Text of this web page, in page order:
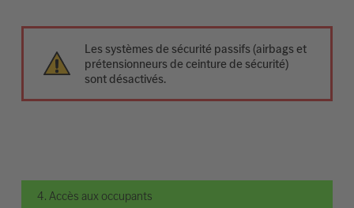
Les systèmes de sécurité passifs (airbags et
prétensionneurs de ceinture de sécurité)
sont désactivés.
4. Accès aux occupants